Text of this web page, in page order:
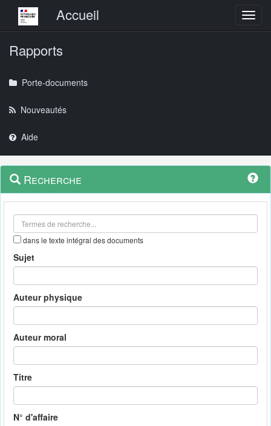
Menu principalAccueil
Rapports
Porte-documents
Nouveautés
Aide
Navigation
outils
Menu
contextuel
Recherche
dans le texte intégral des documents
Sujet
Auteur physique
Auteur moral
Titre
N° d'affaire